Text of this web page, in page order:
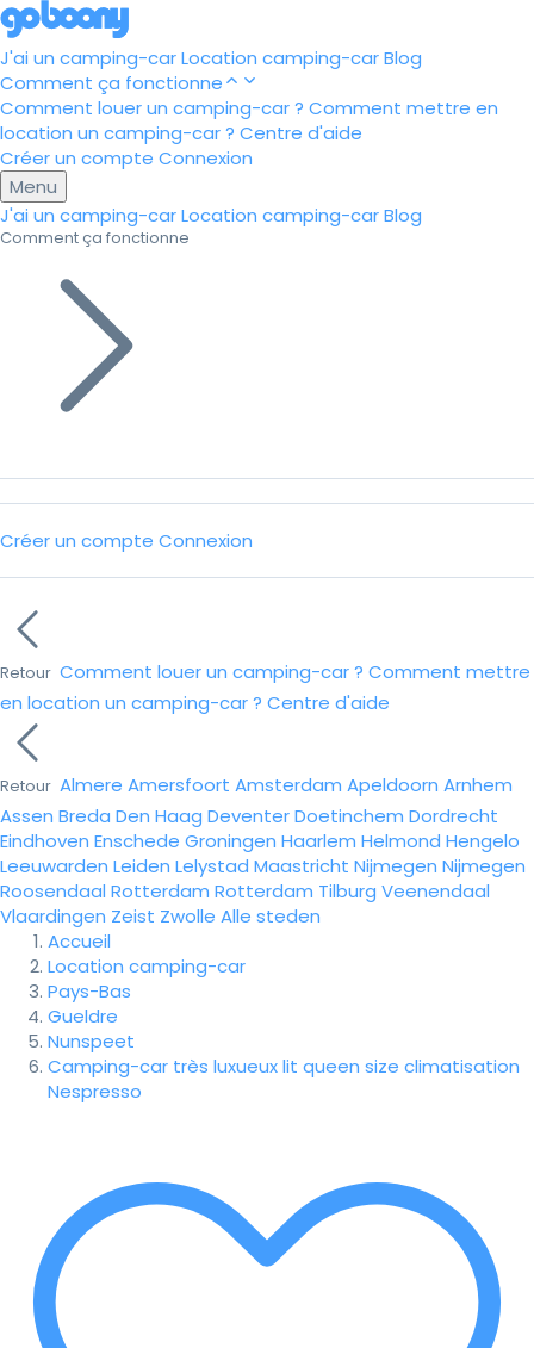
J'ai un camping-carLocation camping-carBlog
Comment ça fonctionne
Comment louer un camping-car ? Comment mettre en
location un camping-car ? Centre d'aide
Créer un compte Connexion
Menu
J'ai un camping-carLocation camping-carBlog
Comment ça fonctionne
Créer un compte Connexion
Retour Comment louer un camping-car ? Comment mettre
en location un camping-car ? Centre d'aide
Retour Almere Amersfoort Amsterdam Apeldoorn Arnhem
Assen Breda Den Haag DeventerDoetinchem Dordrecht
Eindhoven Enschede Groningen Haarlem Helmond Hengelo
Leeuwarden Leiden Lelystad Maastricht Nijmegen Nijmegen
Roosendaal Rotterdam Rotterdam Tilburg Veenendaal
Vlaardingen Zeist Zwolle Alle steden
Accueil
Location camping-car
Pays-Bas
Gueldre
Nunspeet
Camping-car très luxueux lit queen size climatisation
Nespresso